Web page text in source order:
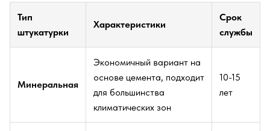
Тип
штукатурки
Характеристики
Срок
службы
Минеральная
Экономичный вариант на
основе цемента, подходит
для большинства
климатических зон
10-15
лет